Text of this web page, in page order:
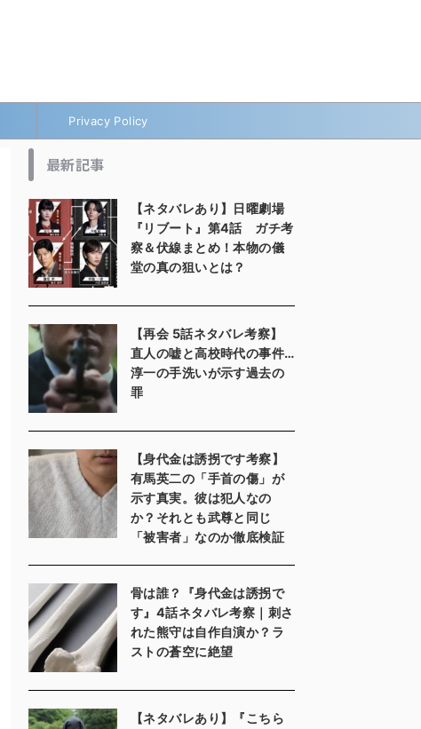
Privacy Policy
最新記事
【ネタバレあり】日曜劇場
『リブート』第4話 ガチ考
察＆伏線まとめ！本物の儀
堂の真の狙いとは？
【再会 5話ネタバレ考察】
直人の嘘と高校時代の事件…
淳一の手洗いが示す過去の
罪
【身代金は誘拐です考察】
有馬英二の「手首の傷」が
示す真実。彼は犯人なの
か？それとも武尊と同じ
「被害者」なのか徹底検証
骨は誰？『身代金は誘拐で
す』4話ネタバレ考察｜刺さ
れた熊守は自作自演か？ラ
ストの蒼空に絶望
【ネタバレあり】『こちら